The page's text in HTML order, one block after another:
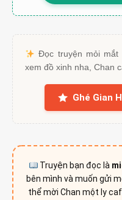
Đọc truyện mỏi
xem đồ xinh nha, Chan
Ghé Gian
Truyện bạn đọc là
bên mình và muốn gửi
thể mời Chan một ly